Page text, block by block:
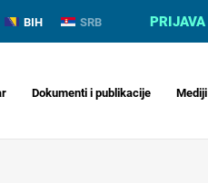
BIH SRB PRIJAVA
Dokumenti i publikacije Mediji